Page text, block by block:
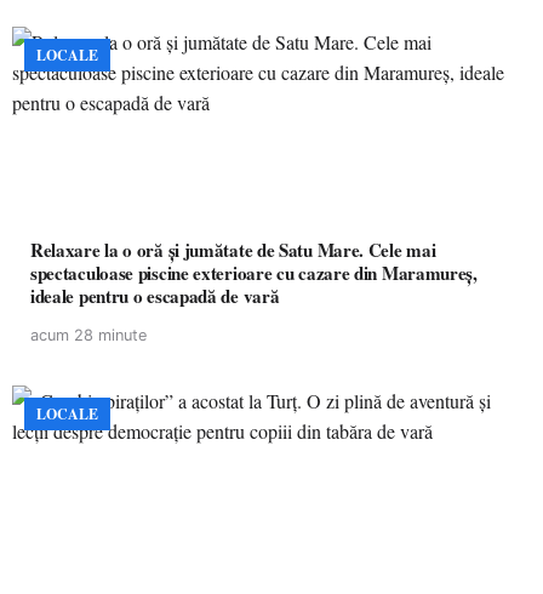
LOCALE
Relaxare la o oră și jumătate de Satu Mare. Cele mai
spectaculoase piscine exterioare cu cazare din Maramureș,
ideale pentru o escapadă de vară
acum 28 minute
LOCALE